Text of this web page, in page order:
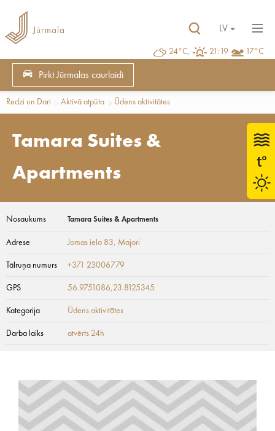
24°C, 21:19 17°C
LV
Pirkt Jūrmalas caurlaidi
Redzi un Dari Aktīvā atpūta Ūdens aktivitātes
Tamara Suites &
Apartments
Nosaukums Tamara Suites & Apartments
Adrese Jomas iela 83, Majori
Tālruņa numurs +371 23006779
GPS 56.9751086,23.8125345
Kategorija Ūdens aktivitātes
Darba laiks atvērts 24h